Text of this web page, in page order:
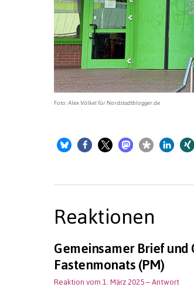
Foto: Alex Völkel für Nordstadtblogger.de
Reaktionen
Gemeinsamer Brief und
Fastenmonats (PM)
Reaktion vom 1. März 2025– Antwort